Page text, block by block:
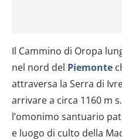
Il Cammino di Oropa
nel nord del Piemonte
attraversa la Serra di
arrivare a circa 1160 m
l’omonimo santuario
e luogo di culto della